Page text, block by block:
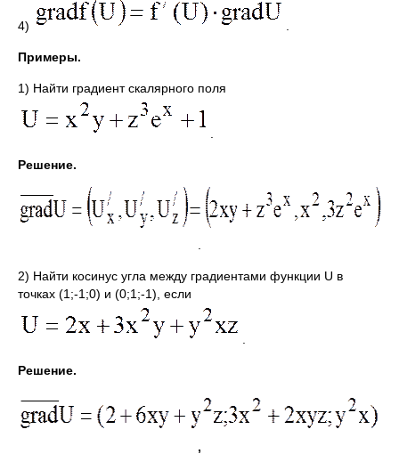
4)
Примеры.
1) Найти градиент скалярного поля
Решение.
2) Найти косинус угла между градиентами функции U в
точках (1;-1;0) и (0;1;-1), если
Решение.
,